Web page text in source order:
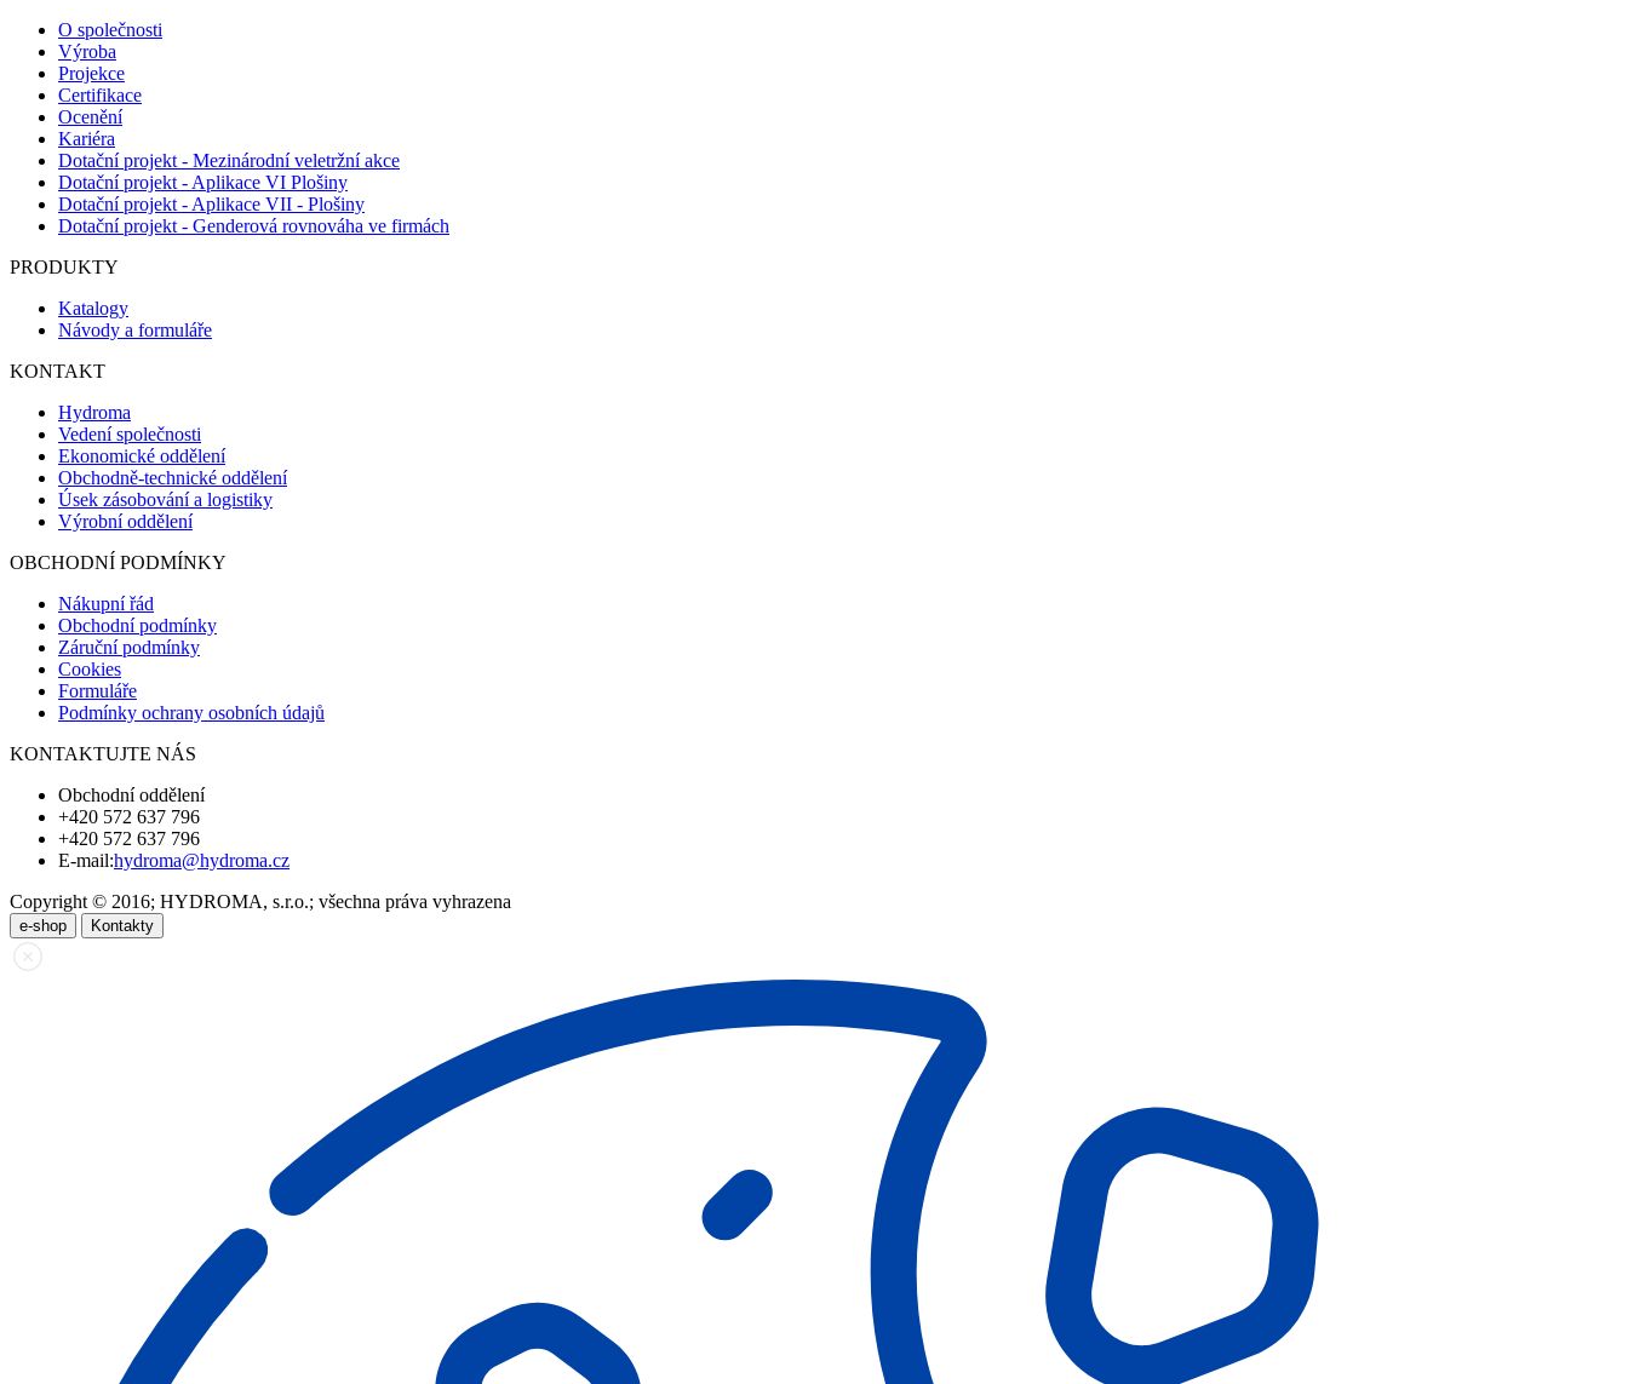
O společnosti
Výroba
Projekce
Certifikace
Ocenění
Kariéra
Dotační projekt - Mezinárodní veletržní akce
Dotační projekt - Aplikace VI Plošiny
Dotační projekt - Aplikace VII - Plošiny
Dotační projekt - Genderová rovnováha ve firmách
PRODUKTY
Katalogy
Návody a formuláře
KONTAKT
Hydroma
Vedení společnosti
Ekonomické oddělení
Obchodně-technické oddělení
Úsek zásobování a logistiky
Výrobní oddělení
OBCHODNÍ PODMÍNKY
Nákupní řád
Obchodní podmínky
Záruční podmínky
Cookies
Formuláře
Podmínky ochrany osobních údajů
KONTAKTUJTE NÁS
Obchodní oddělení
+420 572 637 796
+420 572 637 796
E-mail:hydroma@hydroma.cz
Copyright © 2016; HYDROMA, s.r.o.; všechna práva vyhrazena
e-shop Kontakty